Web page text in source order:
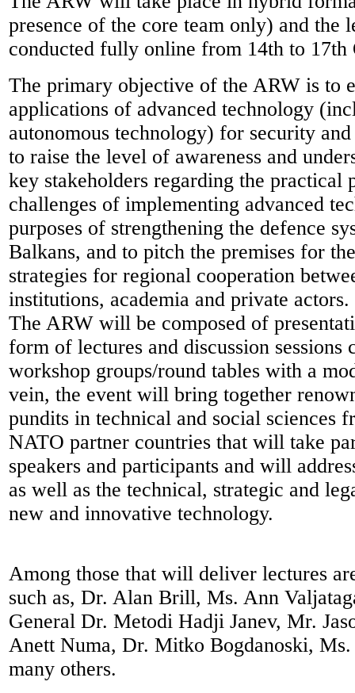
presence of the core team only) and the
conducted fully online from 14th to 17th
The primary objective of the ARW is to
applications of advanced technology
autonomous technology) for security
to raise the level of awareness and
key stakeholders regarding the practical
challenges of implementing advanced
purposes of strengthening the defence
Balkans, and to pitch the premises for
strategies for regional cooperation
institutions, academia and private actors.
The ARW will be composed of
form of lectures and discussion sessions
workshop groups/round tables with a
vein, the event will bring together
pundits in technical and social sciences
NATO partner countries that will take
speakers and participants and will
as well as the technical, strategic and
new and innovative technology.
Among those that will deliver lectures
such as, Dr. Alan Brill, Ms. Ann
General Dr. Metodi Hadji Janev, Mr.
Anett Numa, Dr. Mitko Bogdanoski, Ms.
many others.